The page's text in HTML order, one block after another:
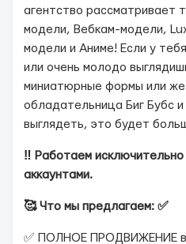
агентство рассматривает
модели, Вебкам-модели,
модели и Аниме! Если у
или очень молодо
миниатюрные формы или
обладательница Биг Бубс
выглядеть, это будет
‼️ Работаем
аккаунтами.
🥰 Что мы предлагаем: ✅
✅ ПОЛНОЕ ПРОДВИЖЕНИЕ